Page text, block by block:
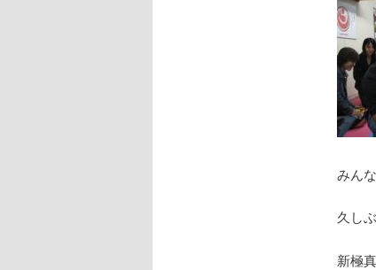
みん
久し
新極